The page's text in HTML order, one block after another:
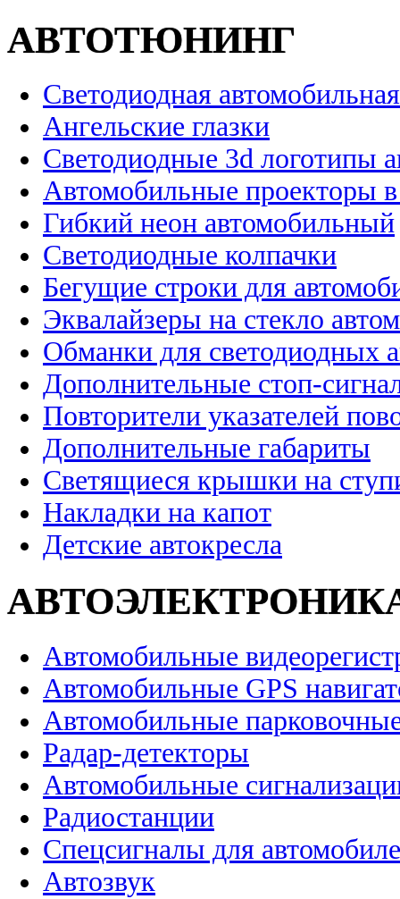
АВТОТЮНИНГ
Светодиодная
Ангельские глазки
Светодиодные 3d логотипы
Автомобильные проекторы
Гибкий неон автомобильный
Светодиодные колпачки
Бегущие строки для
Эквалайзеры на стекло
Обманки для светодиодных
Дополнительные стоп-
Повторители указателей
Дополнительные габариты
Светящиеся крышки на
Накладки на капот
Детские автокресла
Автомобильные
Автомобильные GPS
Автомобильные
Радар-детекторы
Автомобильные
Радиостанции
Спецсигналы для
Автозвук